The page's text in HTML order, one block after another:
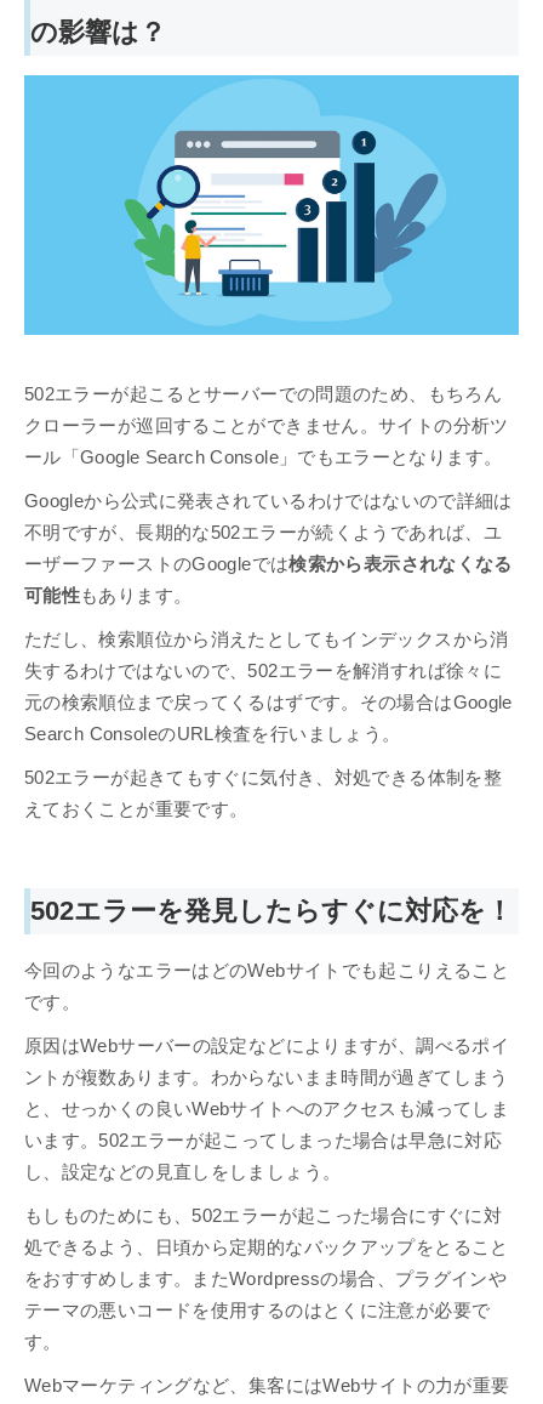
の影響は？
502エラーが起こるとサーバーでの問題のため、もちろん
クローラーが巡回することができません。サイトの分析ツ
ール「Google Search Console」でもエラーとなります。
Googleから公式に発表されているわけではないので詳細は
不明ですが、長期的な502エラーが続くようであれば、ユ
ーザーファーストのGoogleでは検索から表示されなくなる
可能性もあります。
ただし、検索順位から消えたとしてもインデックスから消
失するわけではないので、502エラーを解消すれば徐々に
元の検索順位まで戻ってくるはずです。その場合はGoogle
Search ConsoleのURL検査を行いましょう。
502エラーが起きてもすぐに気付き、対処できる体制を整
えておくことが重要です。
502エラーを発見したらすぐに対応を！
今回のようなエラーはどのWebサイトでも起こりえること
です。
原因はWebサーバーの設定などによりますが、調べるポイ
ントが複数あります。わからないまま時間が過ぎてしまう
と、せっかくの良いWebサイトへのアクセスも減ってしま
います。502エラーが起こってしまった場合は早急に対応
し、設定などの見直しをしましょう。
もしものためにも、502エラーが起こった場合にすぐに対
処できるよう、日頃から定期的なバックアップをとること
をおすすめします。またWordpressの場合、プラグインや
テーマの悪いコードを使用するのはとくに注意が必要で
す。
Webマーケティングなど、集客にはWebサイトの力が重要